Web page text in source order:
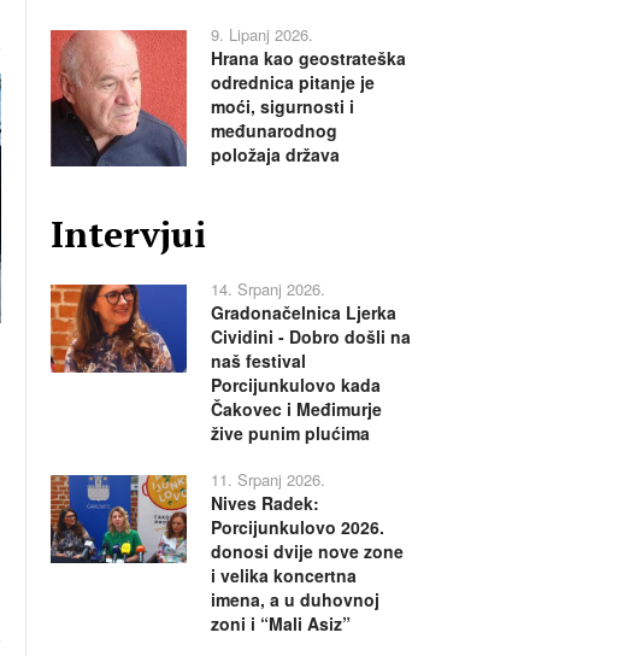
9. Lipanj 2026.
Hrana kao geostrateška
odrednica pitanje je
moći, sigurnosti i
međunarodnog
položaja država
Intervjui
14. Srpanj 2026.
Gradonačelnica Ljerka
Cividini - Dobro došli na
naš festival
Porcijunkulovo kada
Čakovec i Međimurje
žive punim plućima
11. Srpanj 2026.
Nives Radek:
Porcijunkulovo 2026.
donosi dvije nove zone
i velika koncertna
imena, a u duhovnoj
zoni i “Mali Asiz”